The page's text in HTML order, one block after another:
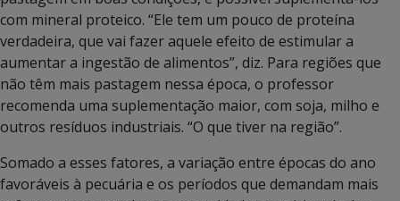
com mineral proteico. “Ele tem um pouco de proteína
verdadeira, que vai fazer aquele efeito de estimular a
aumentar a ingestão de alimentos”, diz. Para regiões que
não têm mais pastagem nessa época, o professor
recomenda uma suplementação maior, com soja, milho e
outros resíduos industriais. “O que tiver na região”.
Somado a esses fatores, a variação entre épocas do ano
favoráveis à pecuária e os períodos que demandam mais